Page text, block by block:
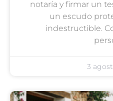
notaría y firmar un
un escudo
indestructible.
3